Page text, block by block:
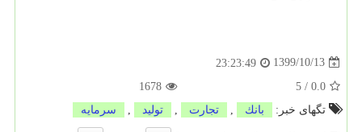
1399/10/13
23:23:49
0.0
/
5
1678
تگهای خبر:
بانك تجارت تولید سرمایه